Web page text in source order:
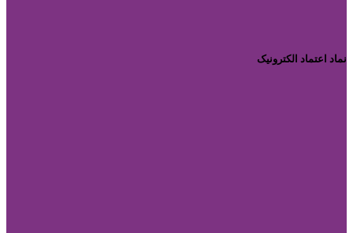
نماد اعتماد الکترونیک